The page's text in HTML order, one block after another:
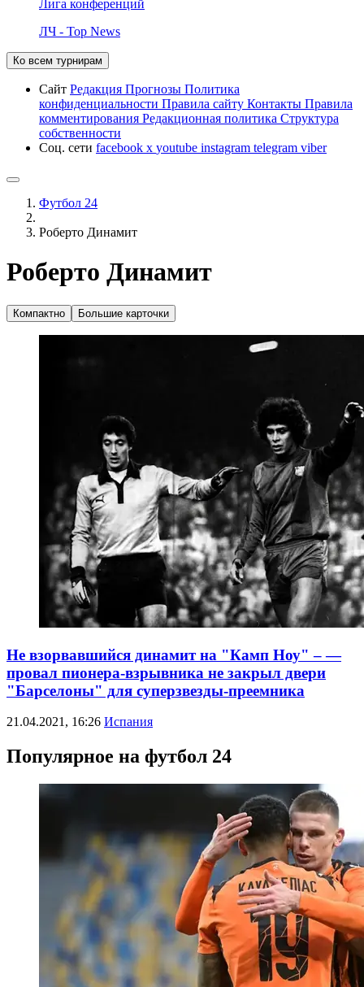
Лига конференций
ЛЧ - Top News
Ко всем турнирам
Сайт Редакция Прогнозы Политика
конфиденциальности Правила сайту Контакты Правила
комментирования Редакционная политика Структура
собственности
Соц. сети facebook x youtube instagram telegram viber
Футбол 24
Роберто Динамит
Роберто Динамит
Компактно Большие карточки
Не взорвавшийся динамит на "Камп Ноу" – —
провал пионера-взрывника не закрыл двери
"Барселоны" для суперзвезды-преемника
21.04.2021, 16:26 Испания
Популярное на футбол 24